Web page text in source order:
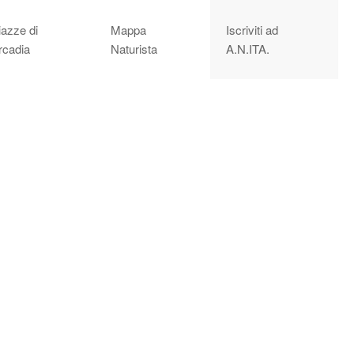
di
Mappa
Naturista
Iscriviti ad
A.N.ITA.